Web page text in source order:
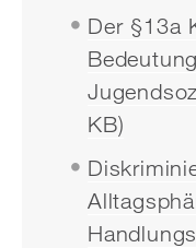
Der §13a
KB)